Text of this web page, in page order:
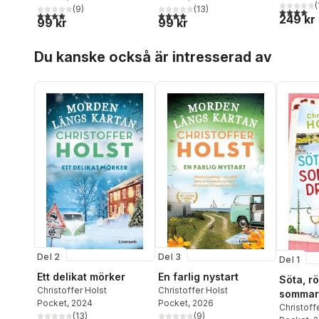
4,0utav 5 stjärnor. Totalt antal röster:
(9)
99 kr
4,0utav 5 stjärnor. Totalt antal röster:
(13)
99 kr
4,1utav 5(
249 kr
Du kanske också är intresserad av
Del 2
Ett delikat mörker
Christoffer Holst
Pocket, 2024
(13)
Del 3
En farlig nystart
Christoffer Holst
Pocket, 2026
(9)
Del 1
Söta,